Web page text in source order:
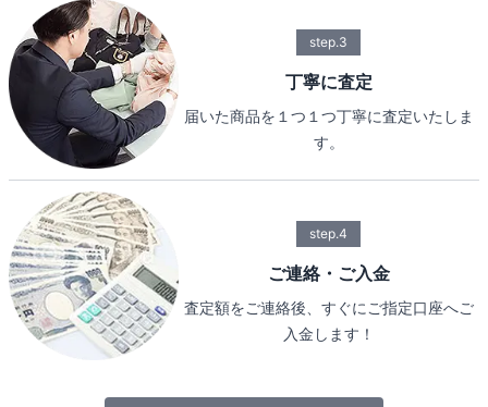
step.3
丁寧に査定
届いた商品を１つ１つ丁寧に査定いたしま
す。
step.4
ご連絡・ご入金
査定額をご連絡後、すぐにご指定口座へご
入金します！